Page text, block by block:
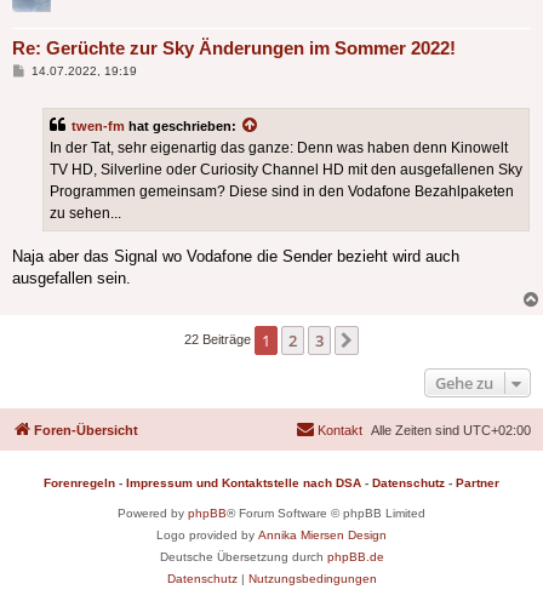
Re: Gerüchte zur Sky Änderungen im Sommer 2022!
Beitrag
14.07.2022, 19:19
twen-fm hat geschrieben:
In der Tat, sehr eigenartig das ganze: Denn was haben denn Kinowelt
TV HD, Silverline oder Curiosity Channel HD mit den ausgefallenen Sky
Programmen gemeinsam? Diese sind in den Vodafone Bezahlpaketen
zu sehen...
Naja aber das Signal wo Vodafone die Sender bezieht wird auch
ausgefallen sein.
22 Beiträge 1 2 3
Gehe zu
Foren-Übersicht Alle Zeiten sind UTC+02:00
Kontakt
Forenregeln - Impressum und Kontaktstelle nach DSA - Datenschutz - Partner
Powered by phpBB® Forum Software © phpBB Limited
Logo provided by Annika Miersen Design
Deutsche Übersetzung durch phpBB.de
Datenschutz| Nutzungsbedingungen